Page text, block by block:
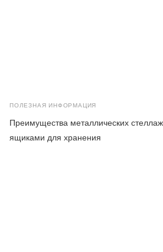
ПОЛЕЗНАЯ ИНФОРМАЦИЯ
Преимущества металлических
ящиками для хранения